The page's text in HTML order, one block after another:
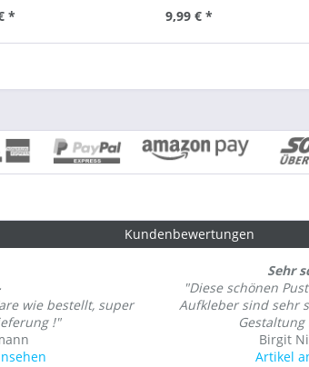
* 9,99 € *
Kundenbewertungen
wie bestellt, super
!"
Sehr
"Diese schönen
Aufkleber sind sehr
Birgit
Artikel